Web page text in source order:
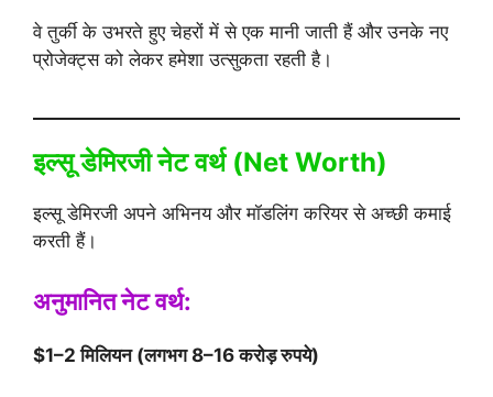
वे तुर्की के उभरते हुए चेहरों में से एक मानी जाती हैं और उनके नए
प्रोजेक्ट्स को लेकर हमेशा उत्सुकता रहती है।
इल्सू डेमिरजी नेट वर्थ (Net Worth)
इल्सू डेमिरजी अपने अभिनय और मॉडलिंग करियर से अच्छी कमाई
करती हैं।
अनुमानित नेट वर्थ:
$1–2 मिलियन (लगभग 8–16 करोड़ रुपये)